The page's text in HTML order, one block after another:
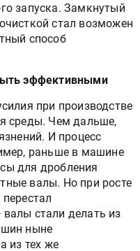
запуска. Замкнутый
стал возможен
способ
эффективными
при производстве
среды. Чем дальше,
И процесс
раньше в машине
для дробления
валы. Но при росте
стали делать из
ныне
из тех же